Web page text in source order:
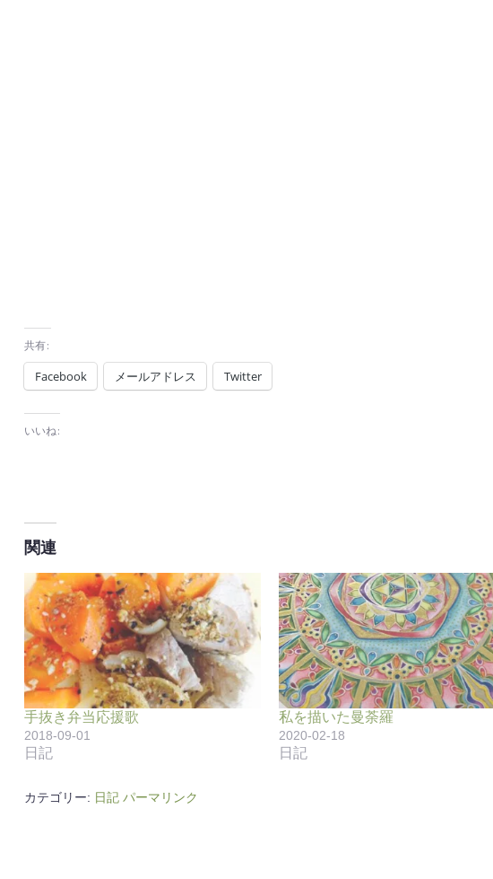
共有:
Facebook メールアドレス Twitter
いいね:
関連
手抜き弁当応援歌
2018-09-01
日記
私を描いた曼荼羅
2020-02-18
日記
カテゴリー: 日記 パーマリンク